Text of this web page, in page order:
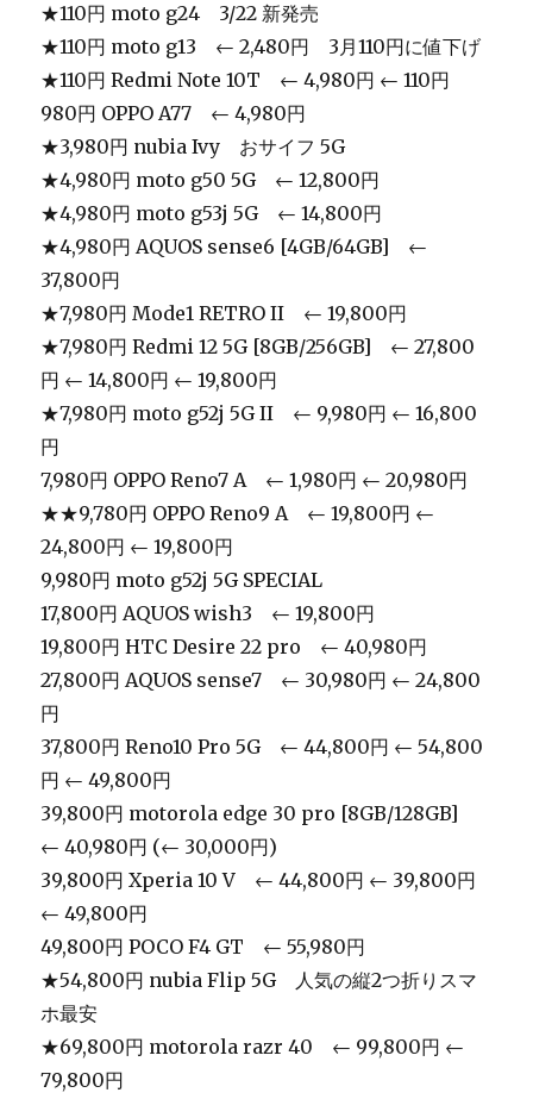
★110円 moto g24 3/22 新発売
★110円 moto g13 ← 2,480円 3月110円に値下げ
★110円 Redmi Note 10T ← 4,980円 ← 110円
980円 OPPO A77 ← 4,980円
★3,980円 nubia Ivy おサイフ 5G
★4,980円 moto g50 5G ← 12,800円
★4,980円 moto g53j 5G ← 14,800円
★4,980円 AQUOS sense6 [4GB/64GB] ←
37,800円
★7,980円 Mode1 RETRO II ← 19,800円
★7,980円 Redmi 12 5G [8GB/256GB] ← 27,800
円 ← 14,800円 ← 19,800円
★7,980円 moto g52j 5G II ← 9,980円 ← 16,800
円
7,980円 OPPO Reno7 A ← 1,980円 ← 20,980円
★★9,780円 OPPO Reno9 A ← 19,800円 ←
24,800円 ← 19,800円
9,980円 moto g52j 5G SPECIAL
17,800円 AQUOS wish3 ← 19,800円
19,800円 HTC Desire 22 pro ← 40,980円
27,800円 AQUOS sense7 ← 30,980円 ← 24,800
円
37,800円 Reno10 Pro 5G ← 44,800円 ← 54,800
円 ← 49,800円
39,800円 motorola edge 30 pro [8GB/128GB]
← 40,980円 (← 30,000円)
39,800円 Xperia 10 V ← 44,800円 ← 39,800円
← 49,800円
49,800円 POCO F4 GT ← 55,980円
★54,800円 nubia Flip 5G 人気の縦2つ折りスマ
ホ最安
★69,800円 motorola razr 40 ← 99,800円 ←
79,800円